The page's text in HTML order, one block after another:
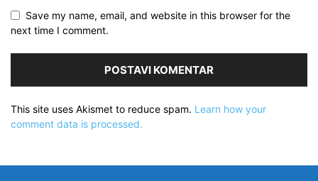
Save my name, email, and website in this browser for the
next time I comment.
This site uses Akismet to reduce spam. Learn how your
comment data is processed.